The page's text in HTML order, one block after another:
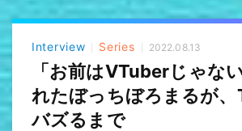
Interview Series 2022.08.13
「お前はVTuberじゃな
れたぼっちぼろまるが
バズるまで